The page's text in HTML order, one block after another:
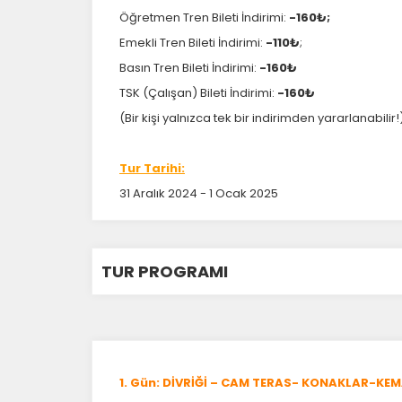
Öğretmen Tren Bileti İndirimi: -160₺;
Emekli Tren Bileti İndirimi: -110₺;
Basın Tren Bileti İndirimi: -160₺
TSK (Çalışan) Bileti İndirimi: -160₺
(Bir kişi yalnızca tek bir indirimden
Tur Tarihi:
31 Aralık 2024 - 1 Ocak 2025
TUR PROGRAMI
1. Gün: DİVRİĞİ – CAM TERAS- KONAKLAR-